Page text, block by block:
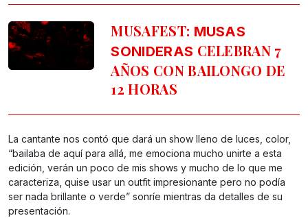
MUSAFEST: MUSAS
SONIDERAS CELEBRAN 7
AÑOS CON BAILONGO DE
12 HORAS
La cantante nos contó que dará un show lleno de luces, color,
“bailaba de aquí para allá, me emociona mucho unirte a esta
edición, verán un poco de mis shows y mucho de lo que me
caracteriza, quise usar un outfit impresionante pero no podía
ser nada brillante o verde” sonríe mientras da detalles de su
presentación.